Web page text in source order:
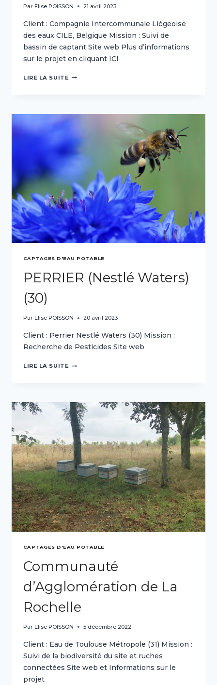
Par Elise POISSON 21 avril 2023
Client : Compagnie Intercommunale Liégeoise
des eaux CILE, Belgique Mission : Suivi de
bassin de captant Site web Plus d’informations
sur le projet en cliquant ICI
LIRE LA SUITE COMPAGNIE
CAPTAGES D'EAU POTABLE
PERRIER (Nestlé Waters)
(30)
Par Elise POISSON 20 avril 2023
Client : Perrier Nestlé Waters (30) Mission :
Recherche de Pesticides Site web
LIRE LA SUITE PERRIER
CAPTAGES D'EAU POTABLE
Communauté
d’Agglomération de La
Rochelle
Par Elise POISSON 5 décembre 2022
Client : Eau de Toulouse Métropole (31) Mission :
Suivi de la biodiversité du site et ruches
connectées Site web et Informations sur le
projet